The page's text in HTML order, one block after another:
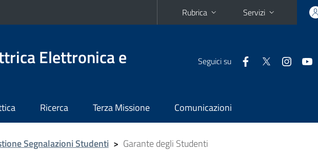
Rubrica Servizi
Elettronica e Seguici su
Ricerca Terza Missione Comunicazioni
Segnalazioni Studenti > Garante degli Studenti